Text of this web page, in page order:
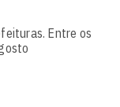
Entre os